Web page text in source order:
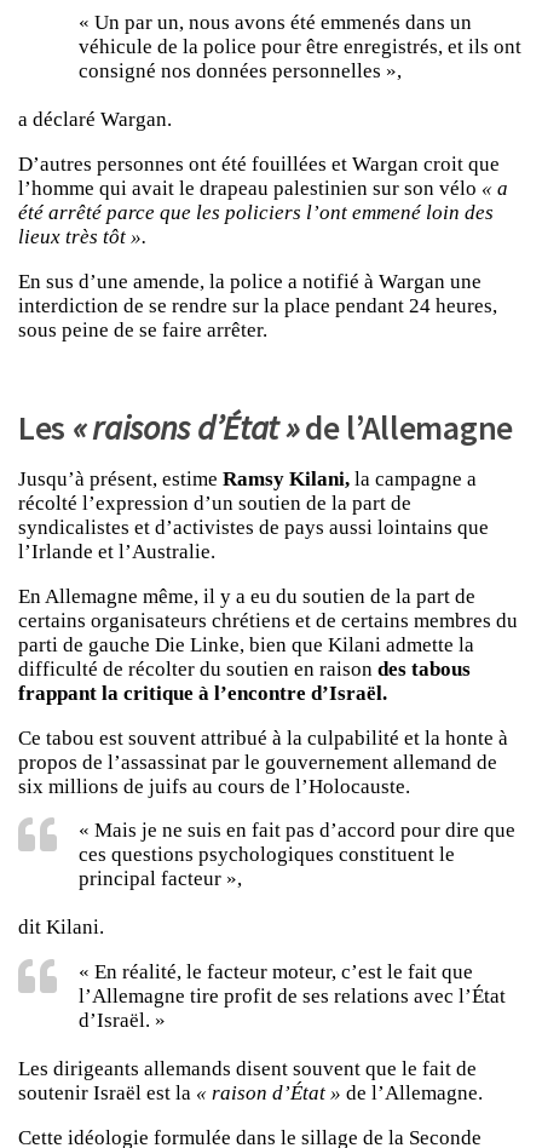
« Un par un, nous avons été emmenés dans un
véhicule de la police pour être enregistrés, et ils ont
consigné nos données personnelles »,
a déclaré Wargan.
D’autres personnes ont été fouillées et Wargan croit que
l’homme qui avait le drapeau palestinien sur son vélo « a
été arrêté parce que les policiers l’ont emmené loin des
lieux très tôt ».
En sus d’une amende, la police a notifié à Wargan une
interdiction de se rendre sur la place pendant 24 heures,
sous peine de se faire arrêter.
Les « raisons d’État »de l’Allemagne
Jusqu’à présent, estime Ramsy Kilani, la campagne a
récolté l’expression d’un soutien de la part de
syndicalistes et d’activistes de pays aussi lointains que
l’Irlande et l’Australie.
En Allemagne même, il y a eu du soutien de la part de
certains organisateurs chrétiens et de certains membres du
parti de gauche Die Linke, bien que Kilani admette la
difficulté de récolter du soutien en raison des tabous
frappant la critique à l’encontre d’Israël.
Ce tabou est souvent attribué à la culpabilité et la honte à
propos de l’assassinat par le gouvernement allemand de
six millions de juifs au cours de l’Holocauste.
« Mais je ne suis en fait pas d’accord pour dire que
ces questions psychologiques constituent le
principal facteur »,
dit Kilani.
« En réalité, le facteur moteur, c’est le fait que
l’Allemagne tire profit de ses relations avec l’État
d’Israël. »
Les dirigeants allemands disent souvent que le fait de
soutenir Israël est la « raison d’État » de l’Allemagne.
Cette idéologie formulée dans le sillage de la Seconde